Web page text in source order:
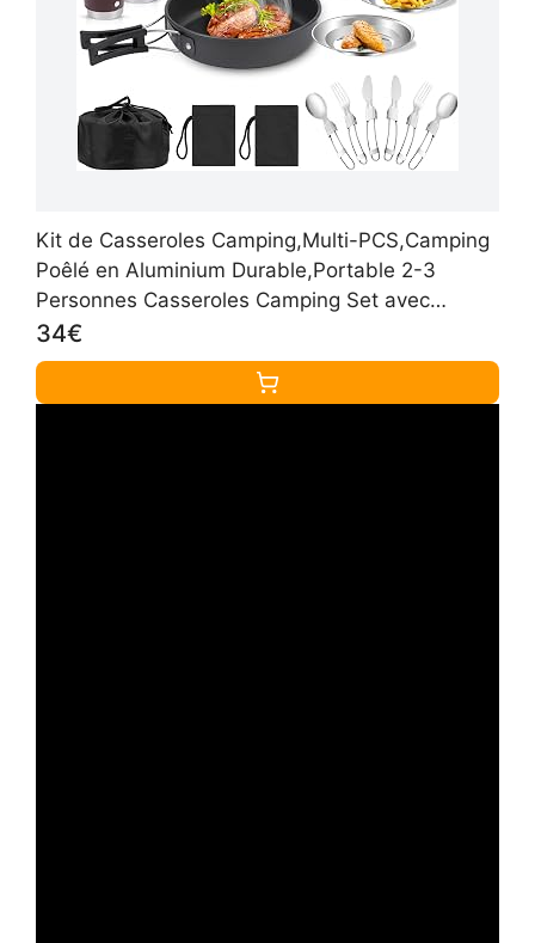
Kit de Casseroles Camping,Multi-PCS,Camping
Poêlé en Aluminium Durable,Portable 2-3
Personnes Casseroles Camping Set avec
Assiette Bol Ustensiles de Cuisine pour
Pêche,Outdoor,Randonnée
34€